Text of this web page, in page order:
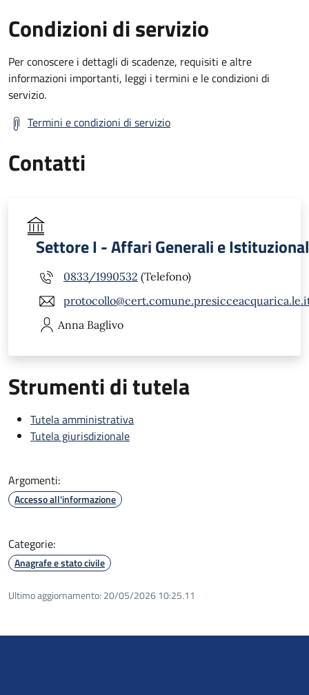
Condizioni di servizio
Per conoscere i dettagli di scadenze, requisiti e altre
informazioni importanti, leggi i termini e le condizioni di
servizio.
Termini e condizioni di servizio
Contatti
Settore I - Affari Generali e
0833/1990532 (Telefono)
Anna Baglivo
Strumenti di tutela
Tutela amministrativa
Tutela giurisdizionale
Argomenti:
Accesso all'informazione
Categorie:
Anagrafe e stato civile
Ultimo aggiornamento: 20/05/2026 10:25.11